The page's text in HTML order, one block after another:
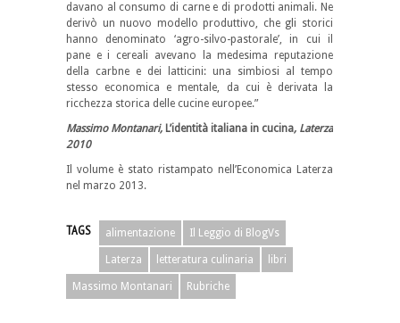
davano al consumo di carne e di prodotti animali. Ne
derivò un nuovo modello produttivo, che gli storici
hanno denominato ‘agro-silvo-pastorale’, in cui il
pane e i cereali avevano la medesima reputazione
della carbne e dei latticini: una simbiosi al tempo
stesso economica e mentale, da cui è derivata la
ricchezza storica delle cucine europee.”
Massimo Montanari, L’identità italiana in cucina, Laterza
2010
Il volume è stato ristampato nell’Economica Laterza
nel marzo 2013.
TAGS alimentazione Il Leggio di BlogVs
Laterza letteratura culinaria libri
Massimo Montanari Rubriche